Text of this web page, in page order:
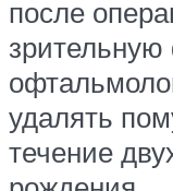
после
удалять
течение